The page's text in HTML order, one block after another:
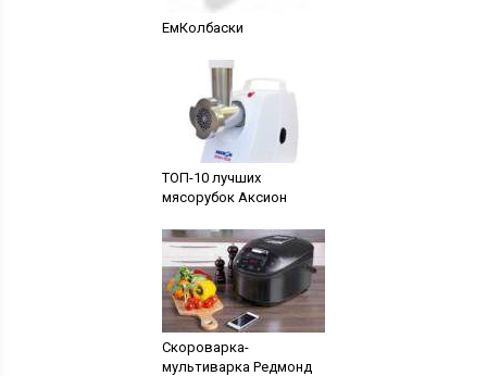
ЕмКолбаски
ТОП-10 лучших
мясорубок Аксион
Скороварка-
мультиварка Редмонд